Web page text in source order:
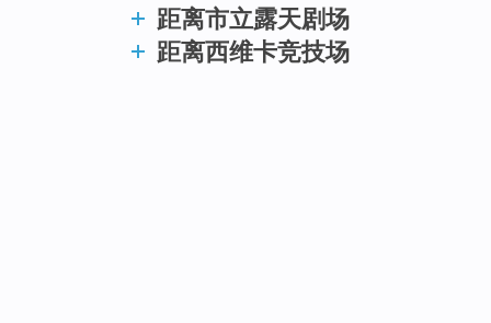
距离市立露天剧场
距离西维卡竞技场